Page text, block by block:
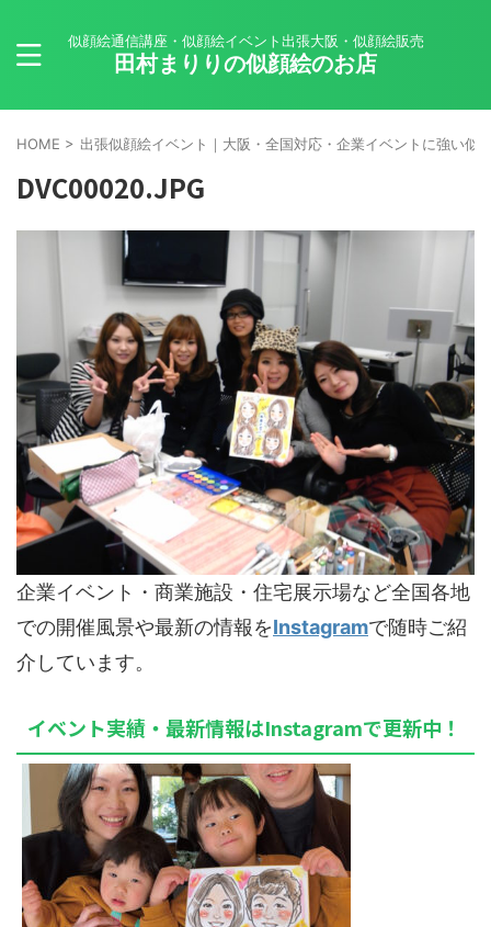
似顔絵通信講座・似顔絵イベント出張大阪・似顔絵販売
田村まりりの似顔絵のお店
HOME > 出張似顔絵イベント｜大阪・全国対応・企業イベントに強い似
DVC00020.JPG
企業イベント・商業施設・住宅展示場など全国各地
での開催風景や最新の情報をInstagramで随時ご紹
介しています。
イベント実績・最新情報はInstagramで更新中！